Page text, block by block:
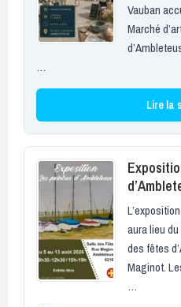
Vauban
Marché
…
Lire la
aura lieu
des fêtes
Maginot.
…